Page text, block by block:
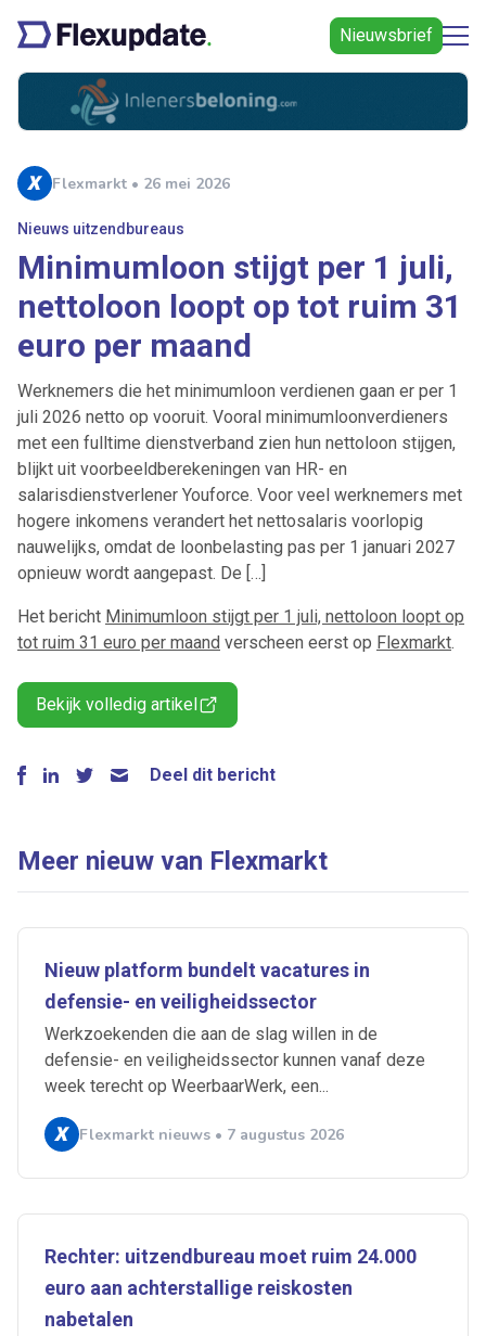
Nieuwsbrief
Flexmarkt • 26 mei 2026
Nieuws uitzendbureaus
Minimumloon stijgt per 1 juli,
nettoloon loopt op tot ruim 31
euro per maand
Werknemers die het minimumloon verdienen gaan er per 1
juli 2026 netto op vooruit. Vooral minimumloonverdieners
met een fulltime dienstverband zien hun nettoloon stijgen,
blijkt uit voorbeeldberekeningen van HR- en
salarisdienstverlener Youforce. Voor veel werknemers met
hogere inkomens verandert het nettosalaris voorlopig
nauwelijks, omdat de loonbelasting pas per 1 januari 2027
opnieuw wordt aangepast. De […]
Het bericht Minimumloon stijgt per 1 juli, nettoloon loopt op
tot ruim 31 euro per maand verscheen eerst op Flexmarkt.
Bekijk volledig artikel
Deel dit bericht
Meer nieuw van Flexmarkt
Nieuw platform bundelt vacatures in
defensie- en veiligheidssector
Werkzoekenden die aan de slag willen in de
defensie- en veiligheidssector kunnen vanaf deze
week terecht op WeerbaarWerk, een...
Flexmarkt nieuws • 7 augustus 2026
Rechter: uitzendbureau moet ruim 24.000
euro aan achterstallige reiskosten
nabetalen